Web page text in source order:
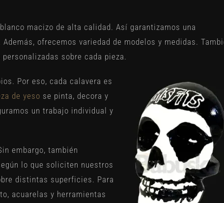
macizo de alta calidad. Así garantizamos una
ofrecemos variedad de modelos y medidas.
sobre cada pieza.
Por eso, cada calavera es
de yeso se pinta, decora y
un trabajo individual y
embargo, también
lo que soliciten nuestros
distintas superficies. Para
acuarelas y herramientas